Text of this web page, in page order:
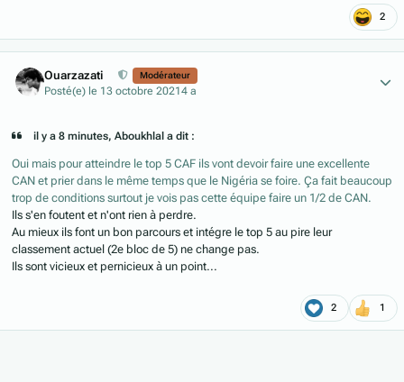
2
Ouarzazati Modérateur
Posté(e) le 13 octobre 20214 a
il y a 8 minutes, Aboukhlal a dit :
Oui mais pour atteindre le top 5 CAF ils vont devoir faire une excellente
CAN et prier dans le même temps que le Nigéria se foire. Ça fait beaucoup
trop de conditions surtout je vois pas cette équipe faire un 1/2 de CAN.
Ils s'en foutent et n'ont rien à perdre.
Au mieux ils font un bon parcours et intégre le top 5 au pire leur
classement actuel (2e bloc de 5) ne change pas.
Ils sont vicieux et pernicieux à un point...
2 1